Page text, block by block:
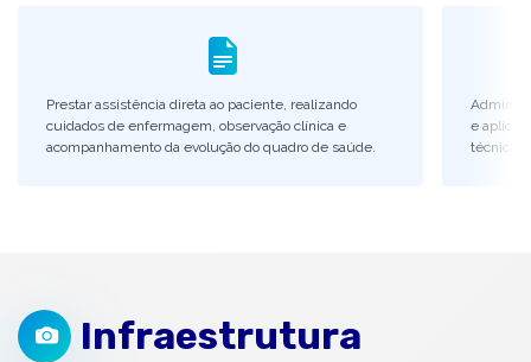
Prestar assistência direta ao paciente, realizando
cuidados de enfermagem, observação clínica e
acompanhamento da evolução do quadro de saúde.
e aplicar
técnica e
Infraestrutura